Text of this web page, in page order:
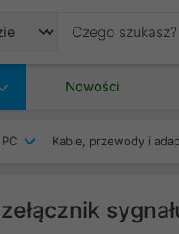
Nowości
Kable, przewody i